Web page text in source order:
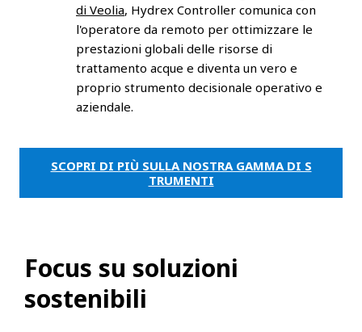
di Veolia, Hydrex Controller comunica con
l'operatore da remoto per ottimizzare le
prestazioni globali delle risorse di
trattamento acque e diventa un vero e
proprio strumento decisionale operativo e
aziendale.
SCOPRI DI PIÙ SULLA NOSTRA GAMMA DI S
TRUMENTI
Focus su soluzioni
sostenibili